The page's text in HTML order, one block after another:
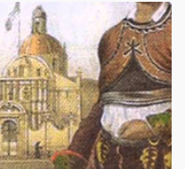
Toledo